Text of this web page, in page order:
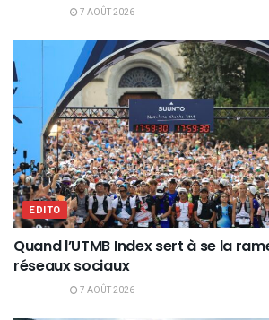
7 AOÛT 2026
EDITO
Quand l’UTMB Index sert à se la
réseaux sociaux
7 AOÛT 2026